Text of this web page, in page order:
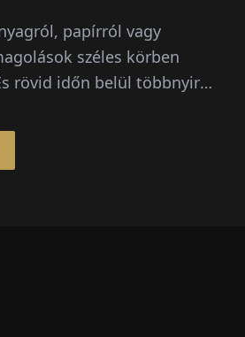
papírról vagy
széles körben
rövid időn belül többnyire